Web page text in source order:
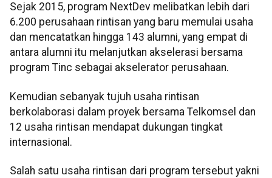
Sejak 2015, program NextDev melibatkan lebih dari
6.200 perusahaan rintisan yang baru memulai usaha
dan mencatatkan hingga 143 alumni, yang empat di
antara alumni itu melanjutkan akselerasi bersama
program Tinc sebagai akselerator perusahaan.
Kemudian sebanyak tujuh usaha rintisan
berkolaborasi dalam proyek bersama Telkomsel dan
12 usaha rintisan mendapat dukungan tingkat
internasional.
Salah satu usaha rintisan dari program tersebut yakni